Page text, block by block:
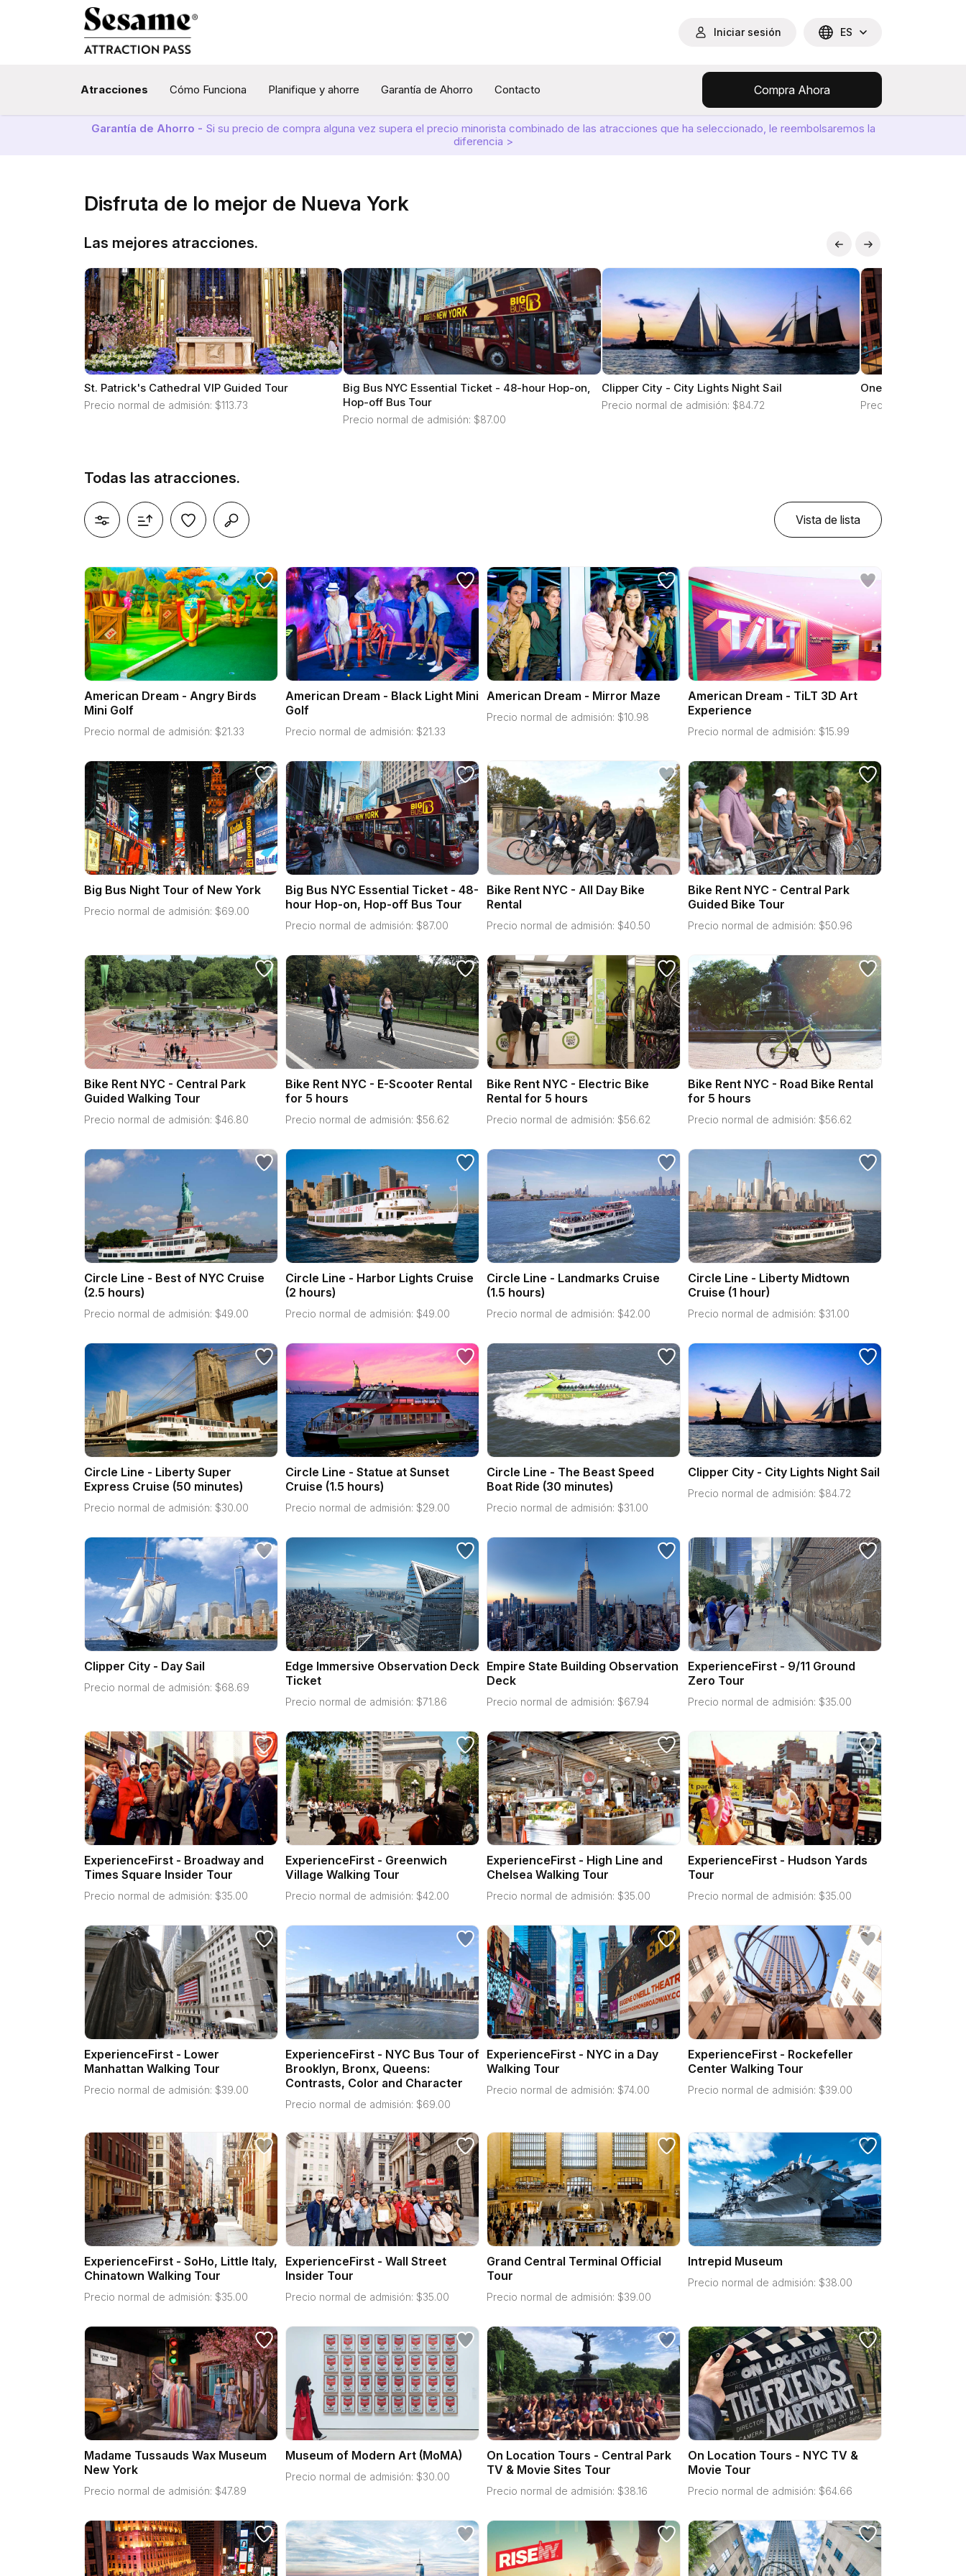
Iniciar sesión ES
Atracciones Cómo Funciona Planifique y ahorre Garantía de Ahorro Contacto Compra Ahora
Garantía de Ahorro - Si su precio de compra alguna vez supera el precio minorista combinado de las atracciones que ha seleccionado, le reembolsaremos la
diferencia >
Disfruta de lo mejor de Nueva York
Las mejores atracciones.
St. Patrick's Cathedral VIP Guided Tour
Precio normal de admisión: $113.73
Big Bus NYC Essential Ticket - 48-hour Hop-on,
Hop-off Bus Tour
Precio normal de admisión: $87.00
Clipper City - City Lights Night Sail
Precio normal de admisión: $84.72
One Times Square
Precio normal de
Todas las atracciones.
Vista de lista
American Dream - Angry Birds
Mini Golf
Precio normal de admisión: $21.33
American Dream - Black Light Mini
Golf
Precio normal de admisión: $21.33
American Dream - Mirror Maze
Precio normal de admisión: $10.98
American Dream - TiLT 3D Art
Experience
Precio normal de admisión: $15.99
Big Bus Night Tour of New York
Precio normal de admisión: $69.00
Big Bus NYC Essential Ticket - 48-
hour Hop-on, Hop-off Bus Tour
Precio normal de admisión: $87.00
Bike Rent NYC - All Day Bike
Rental
Precio normal de admisión: $40.50
Bike Rent NYC - Central Park
Guided Bike Tour
Precio normal de admisión: $50.96
Bike Rent NYC - Central Park
Guided Walking Tour
Precio normal de admisión: $46.80
Bike Rent NYC - E-Scooter Rental
for 5 hours
Precio normal de admisión: $56.62
Bike Rent NYC - Electric Bike
Rental for 5 hours
Precio normal de admisión: $56.62
Bike Rent NYC - Road Bike Rental
for 5 hours
Precio normal de admisión: $56.62
Circle Line - Best of NYC Cruise
(2.5 hours)
Precio normal de admisión: $49.00
Circle Line - Harbor Lights Cruise
(2 hours)
Precio normal de admisión: $49.00
Circle Line - Landmarks Cruise
(1.5 hours)
Precio normal de admisión: $42.00
Circle Line - Liberty Midtown
Cruise (1 hour)
Precio normal de admisión: $31.00
Circle Line - Liberty Super
Express Cruise (50 minutes)
Precio normal de admisión: $30.00
Circle Line - Statue at Sunset
Cruise (1.5 hours)
Precio normal de admisión: $29.00
Circle Line - The Beast Speed
Boat Ride (30 minutes)
Precio normal de admisión: $31.00
Clipper City - City Lights Night Sail
Precio normal de admisión: $84.72
Clipper City - Day Sail
Precio normal de admisión: $68.69
Edge Immersive Observation Deck
Ticket
Precio normal de admisión: $71.86
Empire State Building Observation
Deck
Precio normal de admisión: $67.94
ExperienceFirst - 9/11 Ground
Zero Tour
Precio normal de admisión: $35.00
ExperienceFirst - Broadway and
Times Square Insider Tour
Precio normal de admisión: $35.00
ExperienceFirst - Greenwich
Village Walking Tour
Precio normal de admisión: $42.00
ExperienceFirst - High Line and
Chelsea Walking Tour
Precio normal de admisión: $35.00
ExperienceFirst - Hudson Yards
Tour
Precio normal de admisión: $35.00
ExperienceFirst - Lower
Manhattan Walking Tour
Precio normal de admisión: $39.00
ExperienceFirst - NYC Bus Tour of
Brooklyn, Bronx, Queens:
Contrasts, Color and Character
Precio normal de admisión: $69.00
ExperienceFirst - NYC in a Day
Walking Tour
Precio normal de admisión: $74.00
ExperienceFirst - Rockefeller
Center Walking Tour
Precio normal de admisión: $39.00
ExperienceFirst - SoHo, Little Italy,
Chinatown Walking Tour
Precio normal de admisión: $35.00
ExperienceFirst - Wall Street
Insider Tour
Precio normal de admisión: $35.00
Grand Central Terminal Official
Tour
Precio normal de admisión: $39.00
Intrepid Museum
Precio normal de admisión: $38.00
Madame Tussauds Wax Museum
New York
Precio normal de admisión: $47.89
Museum of Modern Art (MoMA)
Precio normal de admisión: $30.00
On Location Tours - Central Park
TV & Movie Sites Tour
Precio normal de admisión: $38.16
On Location Tours - NYC TV &
Movie Tour
Precio normal de admisión: $64.66